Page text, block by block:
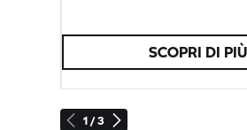
1 / 3
SCOPRI DI PIÙ